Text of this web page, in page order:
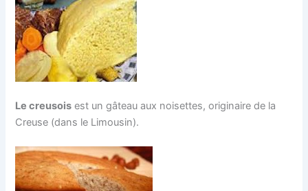
Le creusois est un gâteau aux noisettes, originaire de la
Creuse (dans le Limousin).